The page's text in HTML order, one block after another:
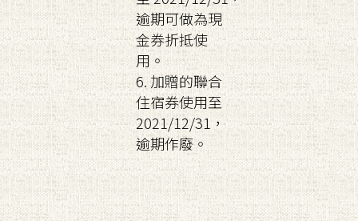
逾期可做為現
金券折抵使
用。
6. 加贈的聯合
住宿券使用至
2021/12/31，
逾期作廢。